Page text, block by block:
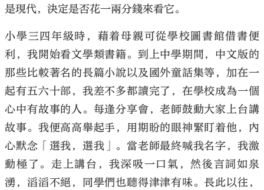
是現代，決定是否花一兩分錢來看它。
小學三四年級時，藉着母親可從學校圖書館借書便
利，我開始看文學類書籍。到上中學期間，中文版的
那些比較著名的長篇小說以及國外童話集等，加在一
起有五六十部，我差不多都讀完了，在學校成為一個
心中有故事的人。每逢分享會，老師鼓動大家上台講
故事。我便高高舉起手，用期盼的眼神緊盯着他，內
心默念「選我，選我」。當老師最終喊我名字，我激
動極了。走上講台，我深吸一口氣，然後言詞如泉
湧，滔滔不絕，同學們也聽得津津有味。長此以往，